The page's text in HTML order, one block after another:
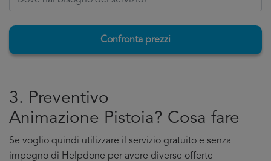
Confronta prezzi
3. Preventivo
Animazione Pistoia? Cosa fare
Se voglio quindi utilizzare il servizio gratuito e senza
impegno di Helpdone per avere diverse offerte